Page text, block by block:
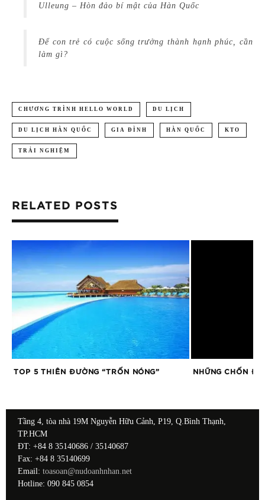
Ulleung – Hòn đảo bí mật của Hàn Quốc
Để con trẻ có cuộc sống trưởng thành hạnh phúc, cần
làm gì?
CHƯƠNG TRÌNH HELLO WORLD DU LỊCH
DU LỊCH HÀN QUỐC GIA ĐÌNH HÀN QUỐC KTO
TRẢI NGHIỆM
RELATED POSTS
TOP 5 THIÊN ĐƯỜNG “TRỐN NÓNG” NHỮNG CHỐN
Tầng 4, tòa nhà 19M Nguyễn Hữu Cảnh, P19, Q.Bình Thạnh,
TP.HCM
ĐT: +84 8 35140686 / 35140687
Fax: +84 8 35140699
Email: toasoan@nudoanhnhan.net
Hotline: 090 845 0854